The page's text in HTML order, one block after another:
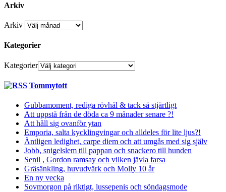
Arkiv
Arkiv
Kategorier
Kategorier
Tommytott
Gubbamoment, rediga rövhål & tack så stjärtligt
Att uppstå från de döda ca 9 månader senare ?!
Att håll sig ovanför ytan
Emporia, salta kycklingvingar och alldeles för lite ljus?!
Äntligen ledighet, carpe diem och att umgås med sig själv
Jobb, snigelslem till pappan och snackero till hunden
Senil , Gordon ramsay och vilken jävla farsa
Gräsänkling, huvudvärk och Molly 10 år
En ny vecka
Sovmorgon på riktigt, lussepenis och söndagsmode